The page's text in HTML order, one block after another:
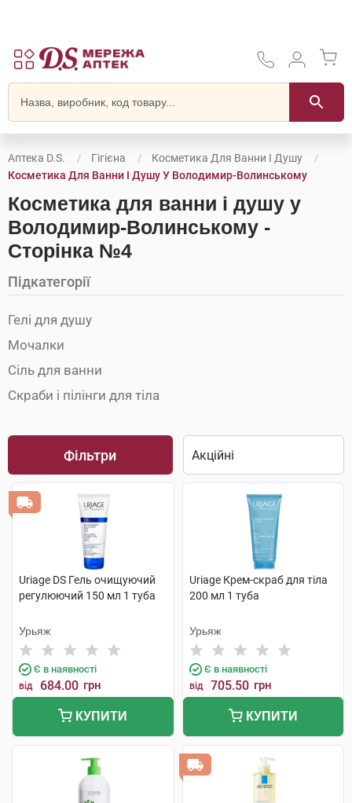
Аптека D.S. Гігієна
Косметика Для Ванни І Душу
Косметика Для Ванни І Душу У Володимир-Волинському
Косметика для ванни і душу у
Володимир-Волинському -
Сторінка №4
Підкатегорії
Гелі для душу
Мочалки
Сіль для ванни
Скраби і пілінги для тіла
Фільтри
Uriage DS Гель очищуючий
регулюючий 150 мл 1 туба
Урьяж
Є в наявності
від 684.00 грн
КУПИТИ
Uriage Крем-скраб для тіла
200 мл 1 туба
Урьяж
Є в наявності
від 705.50 грн
КУПИТИ